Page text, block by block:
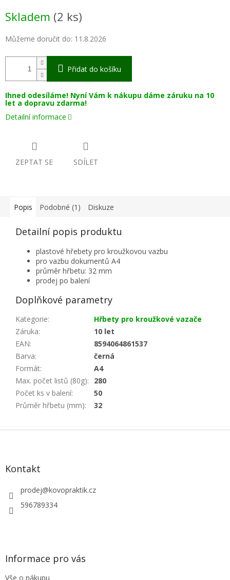
cena:
Skladem (2 ks)
Můžeme doručit do: 11.8.2026
Přidat do košíku
Ihned odesíláme! Nyní Vám k nákupu dáme záruku na 10
let a dopravu zdarma!
Detailní informace
ZEPTAT SE SDÍLET
Popis Podobné (1) Diskuze
Detailní popis produktu
plastové hřebety pro kroužkovou vazbu
pro vazbu dokumentů A4
průměr hřbetu: 32 mm
prodej po balení
Doplňkové parametry
Kategorie:
Hřbety pro kroužkové vazače
Záruka:
10 let
EAN:
8594064861537
Barva:
černá
Formát:
A4
Max. počet listů (80g):
280
Počet ks v balení:
50
Průměr hřbetu (mm): 32
Z
Kontakt
prodej@kovopraktik.cz
596789334
Informace pro vás
Vše o nákupu